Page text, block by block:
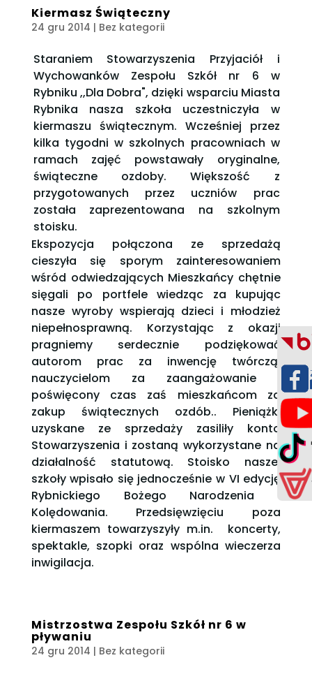
Kiermasz Świąteczny
24 gru 2014 | Bez kategorii
Staraniem Stowarzyszenia Przyjaciół i
Wychowanków Zespołu Szkół nr 6 w
Rybniku ,,Dla Dobra", dzięki wsparciu Miasta
Rybnika nasza szkoła uczestniczyła w
kiermaszu świątecznym. Wcześniej przez
kilka tygodni w szkolnych pracowniach w
ramach zajęć powstawały oryginalne,
świąteczne ozdoby. Większość z
przygotowanych przez uczniów prac
została zaprezentowana na szkolnym
stoisku.
Ekspozycja połączona ze sprzedażą
cieszyła się sporym zainteresowaniem
wśród odwiedzających Mieszkańcy chętnie
sięgali po portfele wiedząc za kupując
nasze wyroby wspierają dzieci i młodzież
niepełnosprawną. Korzystając z okazji
pragniemy serdecznie podziękować
autorom prac za inwencję twórczą,
nauczycielom za zaangażowanie i
poświęcony czas zaś mieszkańcom za
zakup świątecznych ozdób.. Pieniążki
uzyskane ze sprzedaży zasiliły konto
Stowarzyszenia i zostaną wykorzystane na
działalność statutową. Stoisko naszej
szkoły wpisało się jednocześnie w VI edycję
Rybnickiego Bożego Narodzenia i
Kolędowania. Przedsięwzięciu poza
kiermaszem towarzyszyły m.in. koncerty,
spektakle, szopki oraz wspólna wieczerza
inwigilacja.
Mistrzostwa Zespołu Szkół nr 6 w
pływaniu
24 gru 2014 | Bez kategorii